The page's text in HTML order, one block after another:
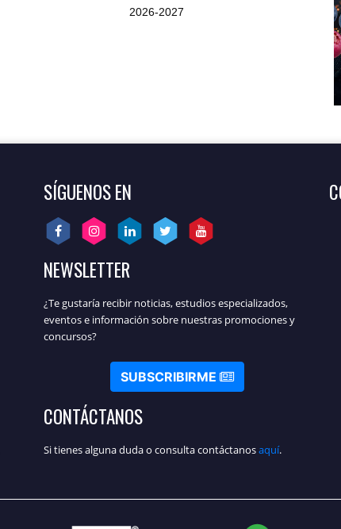
2026-2027
SÍGUENOS EN
NEWSLETTER
¿Te gustaría recibir noticias, estudios especializados,
eventos e información sobre nuestras promociones y
concursos?
SUBSCRIBIRME
CONTÁCTANOS
Si tienes alguna duda o consulta contáctanosaquí.